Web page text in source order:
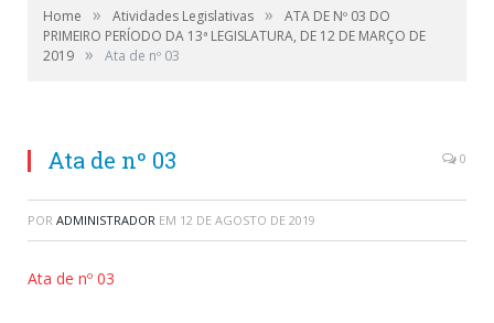
Home » Atividades Legislativas »
ATA DE Nº 03 DO
PRIMEIRO PERÍODO DA 13ª LEGISLATURA, DE 12 DE MARÇO DE
2019 » Ata de nº 03
Ata de nº 03 0
POR ADMINISTRADOR EM 12 DE AGOSTO DE 2019
Ata de nº 03